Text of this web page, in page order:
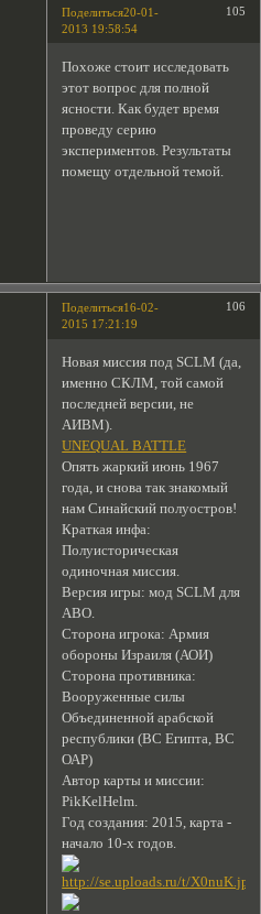
Поделиться 105
20-01-
2013 19:58:54
Похоже стоит исследовать
этот вопрос для полной
ясности. Как будет время
проведу серию
экспериментов. Результаты
помещу отдельной темой.
Поделиться 106
16-02-
2015 17:21:19
Новая миссия под SCLM (да,
именно СКЛМ, той самой
последней версии, не
АИВМ).
UNEQUAL BATTLE
Опять жаркий июнь 1967
года, и снова так знакомый
нам Синайский полуостров!
Краткая инфа:
Полуисторическая
одиночная миссия.
Версия игры: мод SCLM для
АВО.
Сторона игрока: Армия
обороны Израиля (АОИ)
Сторона противника:
Вооруженные силы
Объединенной арабской
республики (ВС Египта, ВС
ОАР)
Автор карты и миссии:
PikKelHelm.
Год создания: 2015, карта -
начало 10-х годов.